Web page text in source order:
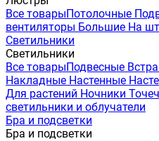
Все товарыПотолочные
вентиляторы Большие На
Светильники
Светильники
Все товарыПодвесные
Накладные Настенные
Для растений Ночники
светильники и облучатели
Бра и подсветки
Бра и подсветки